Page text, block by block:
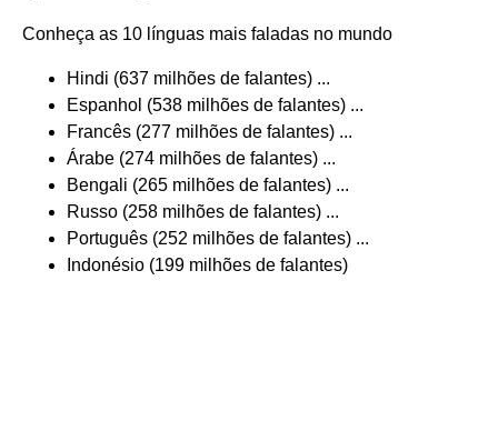
Conheça as 10 línguas mais faladas no mundo
Hindi (637 milhões de falantes) ...
Espanhol (538 milhões de falantes) ...
Francês (277 milhões de falantes) ...
Árabe (274 milhões de falantes) ...
Bengali (265 milhões de falantes) ...
Russo (258 milhões de falantes) ...
Português (252 milhões de falantes) ...
Indonésio (199 milhões de falantes)